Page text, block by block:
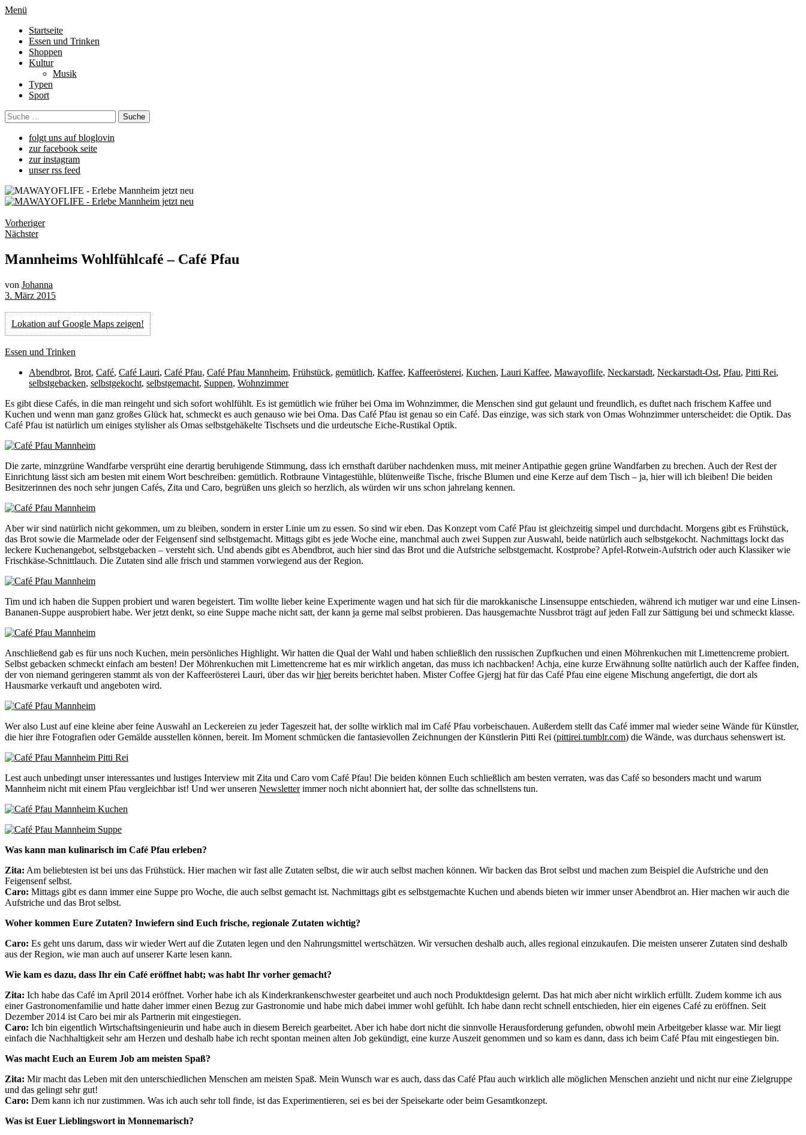
Menü
Startseite
Essen und Trinken
Shoppen
Kultur
Musik
Typen
Sport
folgt uns auf bloglovin
zur facebook seite
zur instagram
unser rss feed
Vorheriger
Nächster
Mannheims Wohlfühlcafé – Café Pfau
von Johanna
3. März 2015
Lokation auf Google Maps zeigen!
Essen und Trinken
Abendbrot, Brot, Café, Café Lauri, Café Pfau, Café Pfau Mannheim, Frühstück, gemütlich, Kaffee, Kaffeerösterei, Kuchen, Lauri Kaffee, Mawayoflife, Neckarstadt, Neckarstadt-Ost, Pfau, Pitti Rei,
selbstgebacken, selbstgekocht, selbstgemacht, Suppen, Wohnzimmer
Es gibt diese Cafés, in die man reingeht und sich sofort wohlfühlt. Es ist gemütlich wie früher bei Oma im Wohnzimmer, die Menschen sind gut gelaunt und freundlich, es duftet nach frischem Kaffee und
Kuchen und wenn man ganz großes Glück hat, schmeckt es auch genauso wie bei Oma. Das Café Pfau ist genau so ein Café. Das einzige, was sich stark von Omas Wohnzimmer unterscheidet: die Optik. Das
Café Pfau ist natürlich um einiges stylisher als Omas selbstgehäkelte Tischsets und die urdeutsche Eiche-Rustikal Optik.
Die zarte, minzgrüne Wandfarbe versprüht eine derartig beruhigende Stimmung, dass ich ernsthaft darüber nachdenken muss, mit meiner Antipathie gegen grüne Wandfarben zu brechen. Auch der Rest der
Einrichtung lässt sich am besten mit einem Wort beschreiben: gemütlich. Rotbraune Vintagestühle, blütenweiße Tische, frische Blumen und eine Kerze auf dem Tisch – ja, hier will ich bleiben! Die beiden
Besitzerinnen des noch sehr jungen Cafés, Zita und Caro, begrüßen uns gleich so herzlich, als würden wir uns schon jahrelang kennen.
Aber wir sind natürlich nicht gekommen, um zu bleiben, sondern in erster Linie um zu essen. So sind wir eben. Das Konzept vom Café Pfau ist gleichzeitig simpel und durchdacht. Morgens gibt es Frühstück,
das Brot sowie die Marmelade oder der Feigensenf sind selbstgemacht. Mittags gibt es jede Woche eine, manchmal auch zwei Suppen zur Auswahl, beide natürlich auch selbstgekocht. Nachmittags lockt das
leckere Kuchenangebot, selbstgebacken – versteht sich. Und abends gibt es Abendbrot, auch hier sind das Brot und die Aufstriche selbstgemacht. Kostprobe? Apfel-Rotwein-Aufstrich oder auch Klassiker wie
Frischkäse-Schnittlauch. Die Zutaten sind alle frisch und stammen vorwiegend aus der Region.
Tim und ich haben die Suppen probiert und waren begeistert. Tim wollte lieber keine Experimente wagen und hat sich für die marokkanische Linsensuppe entschieden, während ich mutiger war und eine Linsen-
Bananen-Suppe ausprobiert habe. Wer jetzt denkt, so eine Suppe mache nicht satt, der kann ja gerne mal selbst probieren. Das hausgemachte Nussbrot trägt auf jeden Fall zur Sättigung bei und schmeckt klasse.
Anschließend gab es für uns noch Kuchen, mein persönliches Highlight. Wir hatten die Qual der Wahl und haben schließlich den russischen Zupfkuchen und einen Möhrenkuchen mit Limettencreme probiert.
Selbst gebacken schmeckt einfach am besten! Der Möhrenkuchen mit Limettencreme hat es mir wirklich angetan, das muss ich nachbacken! Achja, eine kurze Erwähnung sollte natürlich auch der Kaffee finden,
der von niemand geringeren stammt als von der Kaffeerösterei Lauri, über das wirhierbereits berichtet haben. Mister Coffee Gjergj hat für das Café Pfau eine eigene Mischung angefertigt, die dort als
Hausmarke verkauft und angeboten wird.
Wer also Lust auf eine kleine aber feine Auswahl an Leckereien zu jeder Tageszeit hat, der sollte wirklich mal im Café Pfau vorbeischauen. Außerdem stellt das Café immer mal wieder seine Wände für Künstler,
die hier ihre Fotografien oder Gemälde ausstellen können, bereit. Im Moment schmücken die fantasievollen Zeichnungen der Künstlerin Pitti Rei (pittirei.tumblr.com) die Wände, was durchaus sehenswert ist.
Lest auch unbedingt unser interessantes und lustiges Interview mit Zita und Caro vom Café Pfau! Die beiden können Euch schließlich am besten verraten, was das Café so besonders macht und warum
Mannheim nicht mit einem Pfau vergleichbar ist! Und wer unseren Newsletterimmer noch nicht abonniert hat, der sollte das schnellstens tun.
Was kann man kulinarisch im Café Pfau erleben?
Zita: Am beliebtesten ist bei uns das Frühstück. Hier machen wir fast alle Zutaten selbst, die wir auch selbst machen können. Wir backen das Brot selbst und machen zum Beispiel die Aufstriche und den
Feigensenf selbst.
Caro: Mittags gibt es dann immer eine Suppe pro Woche, die auch selbst gemacht ist. Nachmittags gibt es selbstgemachte Kuchen und abends bieten wir immer unser Abendbrot an. Hier machen wir auch die
Aufstriche und das Brot selbst.
Woher kommen Eure Zutaten? Inwiefern sind Euch frische, regionale Zutaten wichtig?
Caro: Es geht uns darum, dass wir wieder Wert auf die Zutaten legen und den Nahrungsmittel wertschätzen. Wir versuchen deshalb auch, alles regional einzukaufen. Die meisten unserer Zutaten sind deshalb
aus der Region, wie man auch auf unserer Karte lesen kann.
Wie kam es dazu, dass Ihr ein Café eröffnet habt; was habt Ihr vorher gemacht?
Zita: Ich habe das Café im April 2014 eröffnet. Vorher habe ich als Kinderkrankenschwester gearbeitet und auch noch Produktdesign gelernt. Das hat mich aber nicht wirklich erfüllt. Zudem komme ich aus
einer Gastronomenfamilie und hatte daher immer einen Bezug zur Gastronomie und habe mich dabei immer wohl gefühlt. Ich habe dann recht schnell entschieden, hier ein eigenes Café zu eröffnen. Seit
Dezember 2014 ist Caro bei mir als Partnerin mit eingestiegen.
Caro: Ich bin eigentlich Wirtschaftsingenieurin und habe auch in diesem Bereich gearbeitet. Aber ich habe dort nicht die sinnvolle Herausforderung gefunden, obwohl mein Arbeitgeber klasse war. Mir liegt
einfach die Nachhaltigkeit sehr am Herzen und deshalb habe ich recht spontan meinen alten Job gekündigt, eine kurze Auszeit genommen und so kam es dann, dass ich beim Café Pfau mit eingestiegen bin.
Was macht Euch an Eurem Job am meisten Spaß?
Zita: Mir macht das Leben mit den unterschiedlichen Menschen am meisten Spaß. Mein Wunsch war es auch, dass das Café Pfau auch wirklich alle möglichen Menschen anzieht und nicht nur eine Zielgruppe
und das gelingt sehr gut!
Caro: Dem kann ich nur zustimmen. Was ich auch sehr toll finde, ist das Experimentieren, sei es bei der Speisekarte oder beim Gesamtkonzept.
Was ist Euer Lieblingswort in Monnemarisch?